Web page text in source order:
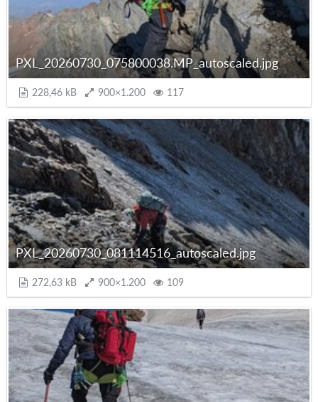
PXL_20260730_075800038.MP_autoscaled.jpg
228,46 kB 900×1.200 117
PXL_20260730_081114516_autoscaled.jpg
272,63 kB 900×1.200 109